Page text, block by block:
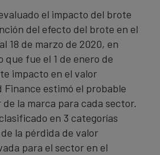
el impacto del brote
del efecto del brote en el
18 de marzo de 2020, en
que fue el 1 de enero de
impacto en el valor
Finance estimó el probable
la marca para cada sector.
en 3 categorías
la pérdida de valor
para el sector en el